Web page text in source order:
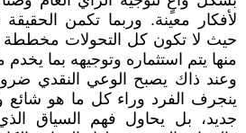
لأفكار معينة. وربما تكمن
حيث لا تكون كل التحولات مخططة
منها يتم استثماره وتوجيهه بما
وعند ذاك يصبح الوعي النقدي
ينجرف الفرد وراء كل ما هو
جديد، بل يحاول فهم السياق